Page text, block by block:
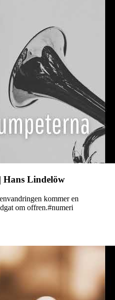
Hans Lindelöw
kommer en
om offren.#numeri